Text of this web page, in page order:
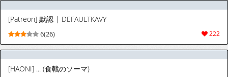
[Patreon] 默認 | DEFAULTKAVY
222
6(26)
[HAONI] ... (食戟のソーマ)